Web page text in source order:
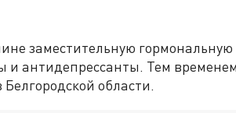
заместительную гормональную
и антидепрессанты. Тем
области.